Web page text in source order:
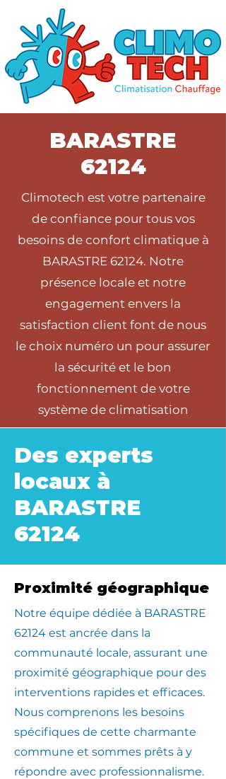
BARASTRE
62124
Climotech est votre partenaire
de confiance pour tous vos
besoins de confort climatique à
BARASTRE 62124. Notre
présence locale et notre
engagement envers la
satisfaction client font de nous
le choix numéro un pour assurer
la sécurité et le bon
fonctionnement de votre
système de climatisation
Des experts
locaux à
BARASTRE
62124
Proximité géographique
​Notre équipe dédiée à BARASTRE
62124 est ancrée dans la
communauté locale, assurant une
proximité géographique pour des
interventions rapides et efficaces.
Nous comprenons les besoins
spécifiques de cette charmante
commune et sommes prêts à y
répondre avec professionnalisme.